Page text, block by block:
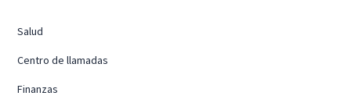
Salud
Centro de llamadas
Finanzas